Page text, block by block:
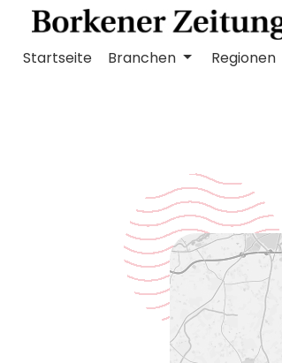
Startseite Branchen Regionen